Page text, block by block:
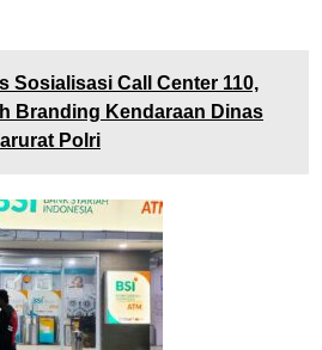
Sosialisasi Call Center 110,
Branding Kendaraan Dinas
Polri